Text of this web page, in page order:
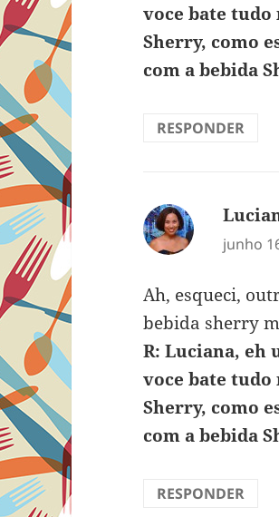
voce bate
Sherry, como
com a bebida
RESPONDER
junho
Ah, esqueci,
bebida sherry
R: Luciana, eh
voce bate
Sherry, como
com a bebida
RESPONDER